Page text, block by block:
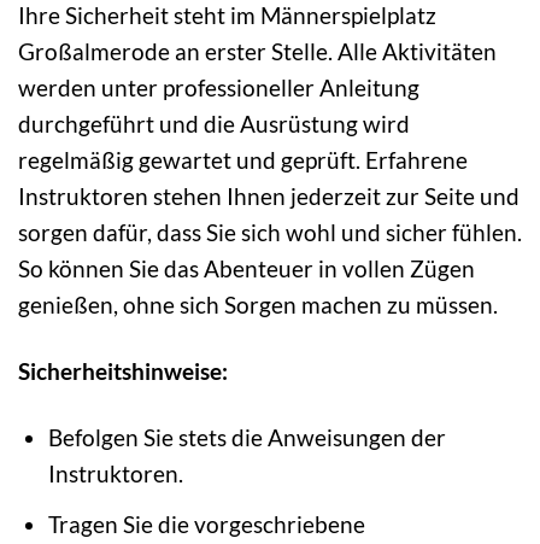
Ihre Sicherheit steht im Männerspielplatz
Großalmerode an erster Stelle. Alle Aktivitäten
werden unter professioneller Anleitung
durchgeführt und die Ausrüstung wird
regelmäßig gewartet und geprüft. Erfahrene
Instruktoren stehen Ihnen jederzeit zur Seite und
sorgen dafür, dass Sie sich wohl und sicher fühlen.
So können Sie das Abenteuer in vollen Zügen
genießen, ohne sich Sorgen machen zu müssen.
Sicherheitshinweise:
Befolgen Sie stets die Anweisungen der
Instruktoren.
Tragen Sie die vorgeschriebene